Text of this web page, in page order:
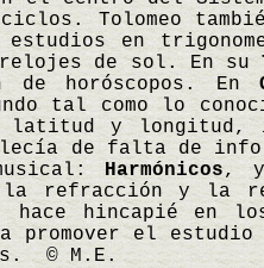
Tolomeo
estudios en
de sol. En su
de horóscopos. En
tal como lo
latitud y longitud,
de falta de
Harmónicos,
la refracción y la
hace hincapié en
promover el
© M.E.